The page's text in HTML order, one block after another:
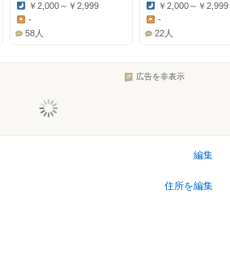
Dinner:
￥2,000～￥2,999
Lunch:
-
58人
Dinner:
￥2,000～￥2,999
Lunch:
-
22人
広告を非表示
編集
住所を編集